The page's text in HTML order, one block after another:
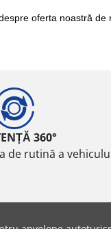
oferta noastră
360°
de rutină a